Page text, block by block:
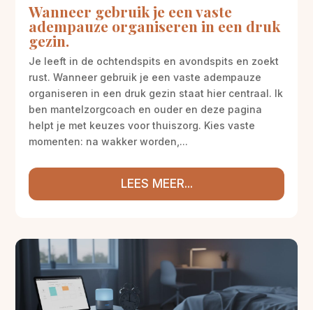
Wanneer gebruik je een vaste
adempauze organiseren in een druk
gezin.
Je leeft in de ochtendspits en avondspits en zoekt
rust. Wanneer gebruik je een vaste adempauze
organiseren in een druk gezin staat hier centraal. Ik
ben mantelzorgcoach en ouder en deze pagina
helpt je met keuzes voor thuiszorg. Kies vaste
momenten: na wakker worden,...
LEES MEER...